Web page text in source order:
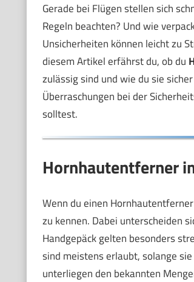
Gerade bei Flügen stellen sich
Regeln beachten? Und wie
Unsicherheiten können leicht zu
diesem Artikel erfährst du, ob du
zulässig sind und wie du sie
Überraschungen bei der
solltest.
Hornhautentferner
Wenn du einen
zu kennen. Dabei unterscheiden
Handgepäck gelten besonders
sind meistens erlaubt, solange
unterliegen den bekannten